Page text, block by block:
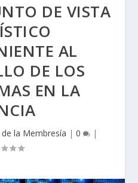
DE VISTA
AL
DE LOS
EN LA
la Membresía | 0 |